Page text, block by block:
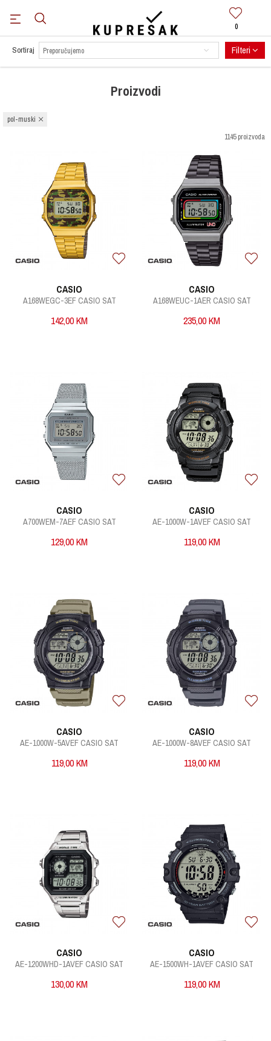
0
BESPLATNA DOSTAVA za sve narudžbe preko 100 KM.Saznaj više
Proizvodi
Sortiraj Filteri
pol-muski
1145 proizvoda
CASIO
A168WEGC-3EF CASIO SAT
142,00KM
CASIO
A168WEUC-1AER CASIO SAT
235,00KM
CASIO
A700WEM-7AEF CASIO SAT
129,00KM
CASIO
AE-1000W-1AVEF CASIO SAT
119,00KM
CASIO
AE-1000W-5AVEF CASIO SAT
119,00KM
CASIO
AE-1000W-8AVEF CASIO SAT
119,00KM
CASIO
AE-1200WHD-1AVEF CASIO SAT
130,00KM
CASIO
AE-1500WH-1AVEF CASIO SAT
119,00KM